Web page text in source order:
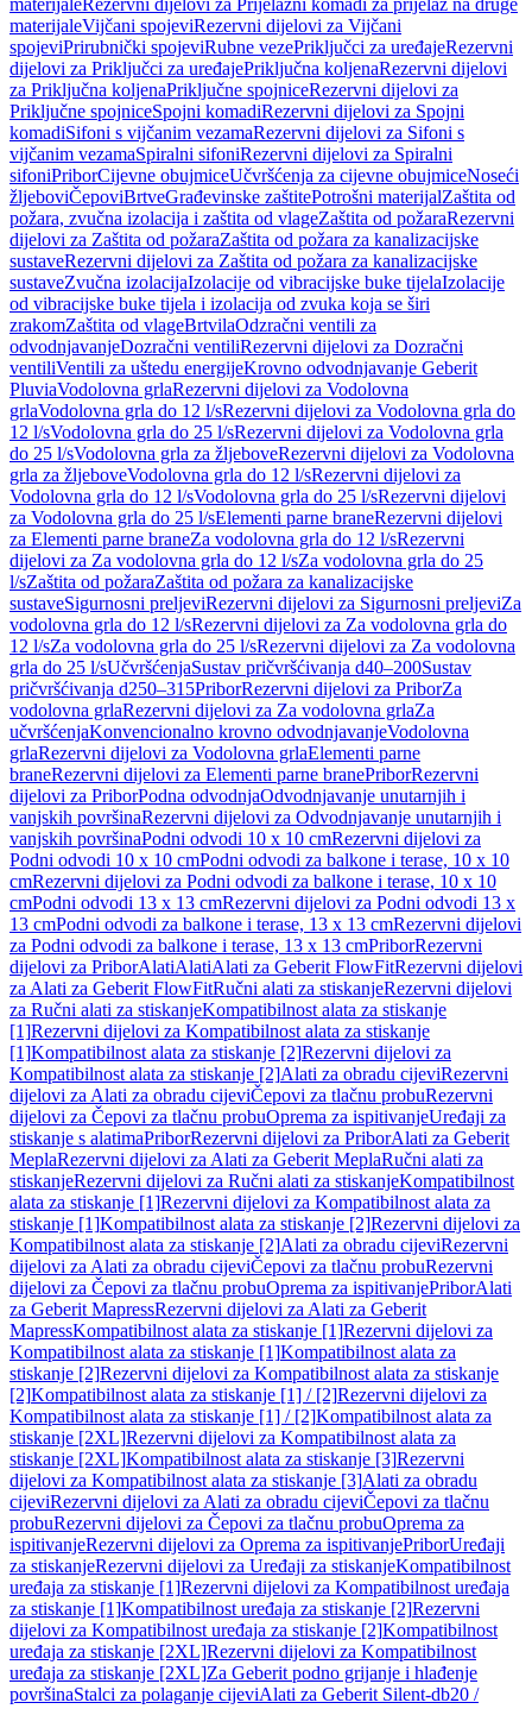
materijaleRezervni dijelovi za Prijelazni komadi za prijelaz na druge
materijaleVijčani spojeviRezervni dijelovi za Vijčani
spojeviPrirubnički spojeviRubne vezePriključci za uređajeRezervni
dijelovi za Priključci za uređajePriključna koljenaRezervni dijelovi
za Priključna koljenaPriključne spojniceRezervni dijelovi za
Priključne spojniceSpojni komadiRezervni dijelovi za Spojni
komadiSifoni s vijčanim vezamaRezervni dijelovi za Sifoni s
vijčanim vezamaSpiralni sifoniRezervni dijelovi za Spiralni
sifoniPriborCijevne obujmiceUčvršćenja za cijevne obujmiceNoseći
žljeboviČepoviBrtveGrađevinske zaštitePotrošni materijalZaštita od
požara, zvučna izolacija i zaštita od vlageZaštita od požaraRezervni
dijelovi za Zaštita od požaraZaštita od požara za kanalizacijske
sustaveRezervni dijelovi za Zaštita od požara za kanalizacijske
sustaveZvučna izolacijaIzolacije od vibracijske buke tijelaIzolacije
od vibracijske buke tijela i izolacija od zvuka koja se širi
zrakomZaštita od vlageBrtvilaOdzračni ventili za
odvodnjavanjeDozračni ventiliRezervni dijelovi za Dozračni
ventiliVentili za uštedu energijeKrovno odvodnjavanje Geberit
PluviaVodolovna grlaRezervni dijelovi za Vodolovna
grlaVodolovna grla do 12 l/sRezervni dijelovi za Vodolovna grla do
12 l/sVodolovna grla do 25 l/sRezervni dijelovi za Vodolovna grla
do 25 l/sVodolovna grla za žljeboveRezervni dijelovi za Vodolovna
grla za žljeboveVodolovna grla do 12 l/sRezervni dijelovi za
Vodolovna grla do 12 l/sVodolovna grla do 25 l/sRezervni dijelovi
za Vodolovna grla do 25 l/sElementi parne braneRezervni dijelovi
za Elementi parne braneZa vodolovna grla do 12 l/sRezervni
dijelovi za Za vodolovna grla do 12 l/sZa vodolovna grla do 25
l/sZaštita od požaraZaštita od požara za kanalizacijske
sustaveSigurnosni preljeviRezervni dijelovi za Sigurnosni preljeviZa
vodolovna grla do 12 l/sRezervni dijelovi za Za vodolovna grla do
12 l/sZa vodolovna grla do 25 l/sRezervni dijelovi za Za vodolovna
grla do 25 l/sUčvršćenjaSustav pričvršćivanja d40–200Sustav
pričvršćivanja d250–315PriborRezervni dijelovi za PriborZa
vodolovna grlaRezervni dijelovi za Za vodolovna grlaZa
učvršćenjaKonvencionalno krovno odvodnjavanjeVodolovna
grlaRezervni dijelovi za Vodolovna grlaElementi parne
braneRezervni dijelovi za Elementi parne branePriborRezervni
dijelovi za PriborPodna odvodnjaOdvodnjavanje unutarnjih i
vanjskih površinaRezervni dijelovi za Odvodnjavanje unutarnjih i
vanjskih površinaPodni odvodi 10 x 10 cmRezervni dijelovi za
Podni odvodi 10 x 10 cmPodni odvodi za balkone i terase, 10 x 10
cmRezervni dijelovi za Podni odvodi za balkone i terase, 10 x 10
cmPodni odvodi 13 x 13 cmRezervni dijelovi za Podni odvodi 13 x
13 cmPodni odvodi za balkone i terase, 13 x 13 cmRezervni dijelovi
za Podni odvodi za balkone i terase, 13 x 13 cmPriborRezervni
dijelovi za PriborAlatiAlatiAlati za Geberit FlowFitRezervni dijelovi
za Alati za Geberit FlowFitRučni alati za stiskanjeRezervni dijelovi
za Ručni alati za stiskanjeKompatibilnost alata za stiskanje
[1]Rezervni dijelovi za Kompatibilnost alata za stiskanje
[1]Kompatibilnost alata za stiskanje [2]Rezervni dijelovi za
Kompatibilnost alata za stiskanje [2]Alati za obradu cijeviRezervni
dijelovi za Alati za obradu cijeviČepovi za tlačnu probuRezervni
dijelovi za Čepovi za tlačnu probuOprema za ispitivanjeUređaji za
stiskanje s alatimaPriborRezervni dijelovi za PriborAlati za Geberit
MeplaRezervni dijelovi za Alati za Geberit MeplaRučni alati za
stiskanjeRezervni dijelovi za Ručni alati za stiskanjeKompatibilnost
alata za stiskanje [1]Rezervni dijelovi za Kompatibilnost alata za
stiskanje [1]Kompatibilnost alata za stiskanje [2]Rezervni dijelovi za
Kompatibilnost alata za stiskanje [2]Alati za obradu cijeviRezervni
dijelovi za Alati za obradu cijeviČepovi za tlačnu probuRezervni
dijelovi za Čepovi za tlačnu probuOprema za ispitivanjePriborAlati
za Geberit MapressRezervni dijelovi za Alati za Geberit
MapressKompatibilnost alata za stiskanje [1]Rezervni dijelovi za
Kompatibilnost alata za stiskanje [1]Kompatibilnost alata za
stiskanje [2]Rezervni dijelovi za Kompatibilnost alata za stiskanje
[2]Kompatibilnost alata za stiskanje [1] / [2]Rezervni dijelovi za
Kompatibilnost alata za stiskanje [1] / [2]Kompatibilnost alata za
stiskanje [2XL]Rezervni dijelovi za Kompatibilnost alata za
stiskanje [2XL]Kompatibilnost alata za stiskanje [3]Rezervni
dijelovi za Kompatibilnost alata za stiskanje [3]Alati za obradu
cijeviRezervni dijelovi za Alati za obradu cijeviČepovi za tlačnu
probuRezervni dijelovi za Čepovi za tlačnu probuOprema za
ispitivanjeRezervni dijelovi za Oprema za ispitivanjePriborUređaji
za stiskanjeRezervni dijelovi za Uređaji za stiskanjeKompatibilnost
uređaja za stiskanje [1]Rezervni dijelovi za Kompatibilnost uređaja
za stiskanje [1]Kompatibilnost uređaja za stiskanje [2]Rezervni
dijelovi za Kompatibilnost uređaja za stiskanje [2]Kompatibilnost
uređaja za stiskanje [2XL]Rezervni dijelovi za Kompatibilnost
uređaja za stiskanje [2XL]Za Geberit podno grijanje i hlađenje
površinaStalci za polaganje cijeviAlati za Geberit Silent-db20 /